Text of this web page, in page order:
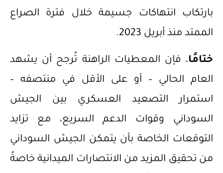
بارتكاب انتهاكات جسيمة خلال فترة الصراع
الممتد منذ أبريل 2023.
ختامًا، فإن المعطيات الراهنة تُرجح أن يشهد
العام الحالي – أو على الأقل في منتصفه –
استمرار التصعيد العسكري بين الجيش
السوداني وقوات الدعم السريع، مع تزايد
التوقعات الخاصة بأن يتمكن الجيش السوداني
من تحقيق المزيد من الانتصارات الميدانية خاصةً